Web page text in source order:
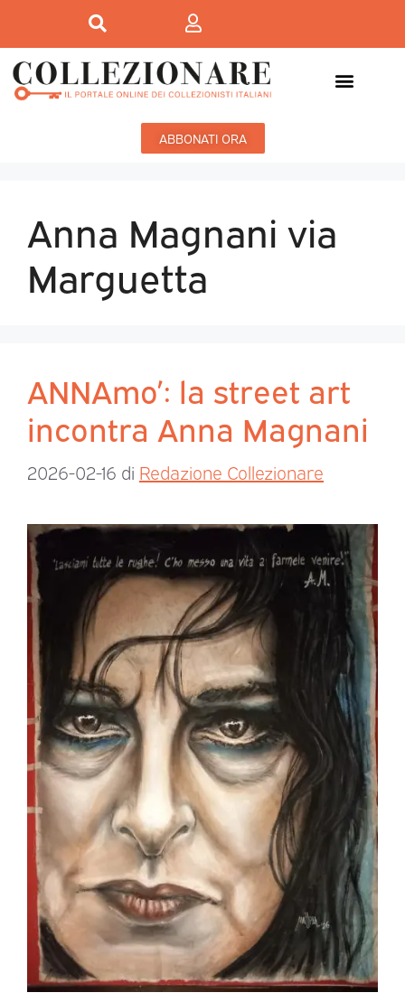
ABBONATI ORA
Anna Magnani via
Marguetta
ANNAmo’: la street art
incontra Anna Magnani
2026-02-16 di Redazione Collezionare